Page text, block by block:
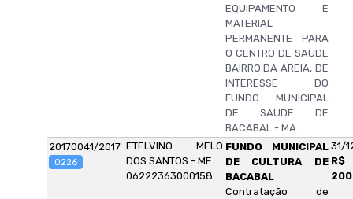
EQUIPAMENTO E
MATERIAL
PERMANENTE PARA
O CENTRO DE SAUDE
BAIRRO DA AREIA, DE
INTERESSE DO
FUNDO MUNICIPAL
DE SAUDE DE
BACABAL - MA.
20170041/2017
0226
ETELVINO MELO
DOS SANTOS - ME
06222363000158
FUNDO MUNICIPAL
DE CULTURA DE
BACABAL
Contratação de
31/
R$